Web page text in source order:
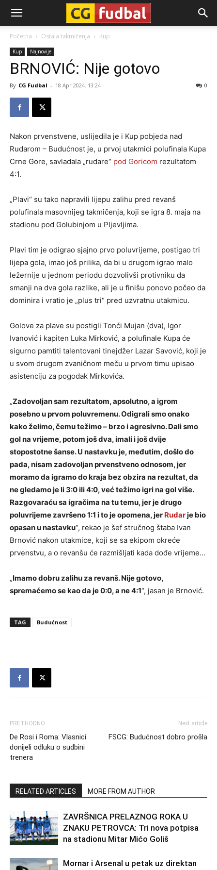
CG-
Fudbal
Početna Ostala takmičenja Kup
Kup Najnovije
BRNOVIĆ: Nije gotovo
By CG Fudbal - 18 Apr 2024. 13:24 0
Nakon prvenstvene, uslijedila je i Kup pobjeda nad
Rudarom – Budućnost je, u prvoj utakmici polufinala Kupa
Crne Gore, savladala „rudare“ pod Goricom rezultatom
4:1.
„Plavi“ su tako napravili lijepu zalihu pred revanš
polufinala masovnijeg takmičenja, koji se igra 8. maja na
stadionu pod Golubinjom u Pljevljima.
Plavi tim je odigrao sjajno prvo poluvrijeme, postigao tri
lijepa gola, imao još prilika, da bi u drugom igrao malo
ležernije u jednom periodu dozvolivši protivniku da
smanji na dva gola razlike, ali je u finišu ponovo počeo da
dominira i vratio je „plus tri“ pred uzvratnu utakmicu.
Golove za plave su postigli Tonći Mujan (dva), Igor
Ivanović i kapiten Luka Mirković, a polufinale Kupa će
sigurno pamtiti talentovani tinejdžer Lazar Savović, koji je
u svom drugom zvaničnom meču u prvom timu upisao
asistenciju za pogodak Mirkovića.
„Zadovoljan sam rezultatom, apsolutno, a igrom
posebno u prvom poluvremenu. Odigrali smo onako
kako želimo, čemu težimo – brzo i agresivno. Dali smo
gol na vrijeme, potom još dva, imali i još dvije
stopostotne šanse. U nastavku je, međutim, došlo do
pada, nisam zadovoljan prvenstveno odnosom, jer
moramo da igramo do kraja bez obzira na rezultat, da
ne gledamo je li 3:0 ili 4:0, već težimo igri na gol više.
Razgovaraću sa igračima na tu temu, jer je drugo
poluvrijeme završeno 1:1 i to je opomena, jer Rudarje bio
opasan u nastavku“, rekao je šef stručnog štaba Ivan
Brnović nakon utakmice, koji se sa ekipom okreće
prvenstvu, a o revanšu će razmišljati kada dođe vrijeme…
„Imamo dobru zalihu za revanš. Nije gotovo,
spremaćemo se kao da je 0:0, a ne 4:1“, jasan je Brnović.
TAG Budućnost
PRETHODNO
De Rosi i Roma: Vlasnici
donijeli odluku o sudbini
trenera
Next article
FSCG: Budućnost dobro prošla
RELATED ARTICLES MORE FROM AUTHOR
ZAVRŠNICA PRELAZNOG ROKA U
ZNAKU PETROVCA: Tri nova potpisa
na stadionu Mitar Mićo Goliš
Mornar i Arsenal u petak uz direktan